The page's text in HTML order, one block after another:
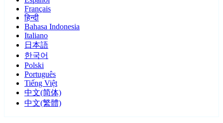
Français
हिन्दी
Bahasa Indonesia
Italiano
日本語
한국어
Polski
Português
Tiếng Việt
中文(简体)
中文(繁體)